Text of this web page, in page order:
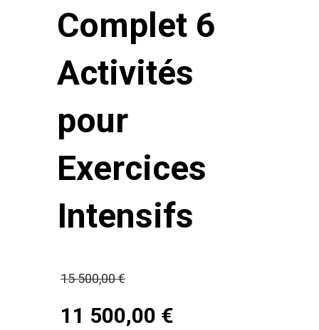
Complet 6
Activités
pour
Exercices
Intensifs
15 500,00€
prix
11 500,00 €